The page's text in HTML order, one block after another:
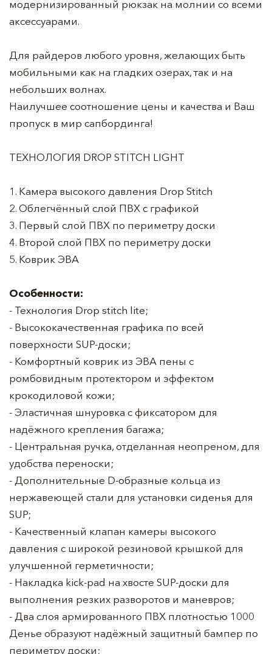
модернизированный рюкзак на молнии со всеми
аксессуарами.
Для райдеров любого уровня, желающих быть
мобильными как на гладких озерах, так и на
небольших волнах.
Наилучшее соотношение цены и качества и Ваш
пропуск в мир сапбординга!
ТЕХНОЛОГИЯ DROP STITCH LIGHT
1. Камера высокого давления Drop Stitch
2. Облегчённый слой ПВХ с графикой
3. Первый слой ПВХ по периметру доски
4. Второй слой ПВХ по периметру доски
5. Коврик ЭВА
Особенности:
- Технология Drop stitch lite;
- Высококачественная графика по всей
поверхности SUP-доски;
- Комфортный коврик из ЭВА пены с
ромбовидным протектором и эффектом
крокодиловой кожи;
- Эластичная шнуровка с фиксатором для
надёжного крепления багажа;
- Центральная ручка, отделанная неопреном, для
удобства переноски;
- Дополнительные D-образные кольца из
нержавеющей стали для установки сиденья для
SUP;
- Качественный клапан камеры высокого
давления с широкой резиновой крышкой для
улучшенной герметичности;
- Накладка kick-pad на хвосте SUP-доски для
выполнения резких разворотов и маневров;
- Два слоя армированного ПВХ плотностью 1000
Денье образуют надёжный защитный бампер по
периметру доски;